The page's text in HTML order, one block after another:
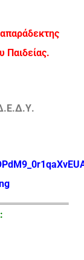
Παιδείας.